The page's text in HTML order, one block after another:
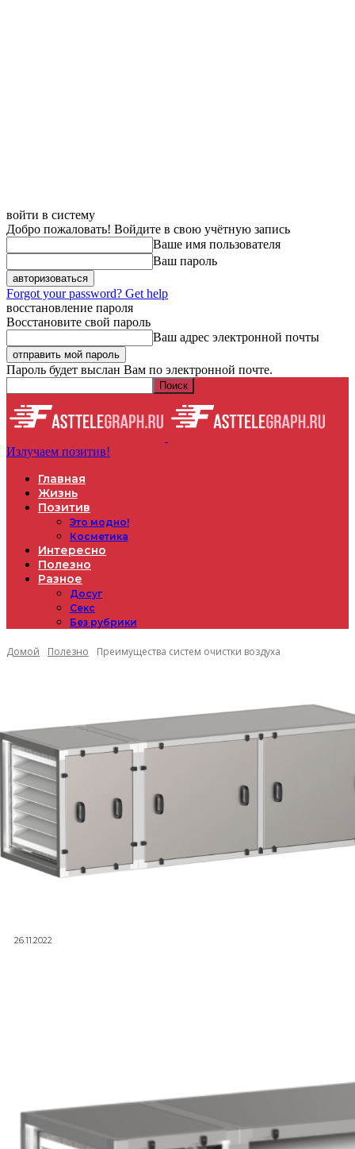
войти в систему
Добро пожаловать! Войдите в свою учётную запись
Ваше имя пользователя
Ваш пароль
Forgot your password? Get help
восстановление пароля
Восстановите свой пароль
Ваш адрес электронной почты
Пароль будет выслан Вам по электронной почте.
Излучаем позитив!
Главная
Жизнь
Позитив
Это модно!
Косметика
Интересно
Полезно
Разное
Досуг
Секс
Без рубрики
Домой Полезно Преимущества систем очистки воздуха
26.11.2022